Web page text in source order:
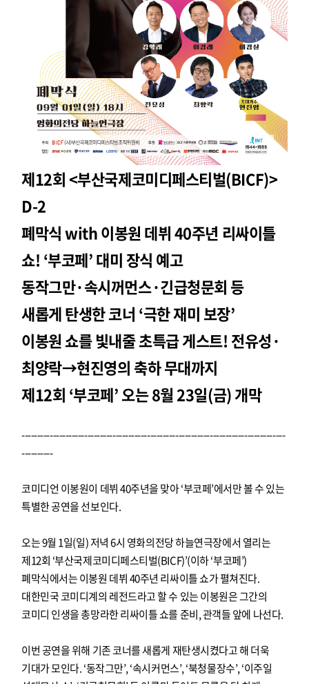
제12회 <부산국제코미디페스티벌(BICF)>
D-2
폐막식 with 이봉원 데뷔 40주년 리싸이틀
쇼! ‘부코페’ 대미 장식 예고
동작그만·속시꺼먼스·긴급청문회 등
새롭게 탄생한 코너 ‘극한 재미 보장’
이봉원 쇼를 빛내줄 초특급 게스트! 전유성·
최양락→현진영의 축하 무대까지
제12회 ‘부코페’ 오는 8월 23일(금) 개막
------------------------------------------------------------------------------------
----------
코미디언 이봉원이 데뷔 40주년을 맞아 ‘부코페’에서만 볼 수 있는
특별한 공연을 선보인다.
오는 9월 1일(일) 저녁 6시 영화의전당 하늘연극장에서 열리는
제12회 ‘부산국제코미디페스티벌(BICF)’(이하 ‘부코페’)
폐막식에서는 이봉원 데뷔 40주년 리싸이틀 쇼가 펼쳐진다.
대한민국 코미디계의 레전드라고 할 수 있는 이봉원은 그간의
코미디 인생을 총망라한 리싸이틀 쇼를 준비, 관객들 앞에 나선다.
이번 공연을 위해 기존 코너를 새롭게 재탄생시켰다고 해 더욱
기대가 모인다. ‘동작그만’, ‘속시커먼스’, ‘북청물장수’, ‘이주일